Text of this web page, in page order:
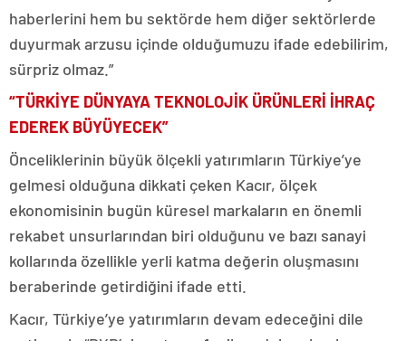
haberlerini hem bu sektörde hem diğer sektörlerde
duyurmak arzusu içinde olduğumuzu ifade edebilirim,
sürpriz olmaz.”
“TÜRKİYE DÜNYAYA TEKNOLOJİK ÜRÜNLERİ İHRAÇ
EDEREK BÜYÜYECEK”
Önceliklerinin büyük ölçekli yatırımların Türkiye’ye
gelmesi olduğuna dikkati çeken Kacır, ölçek
ekonomisinin bugün küresel markaların en önemli
rekabet unsurlarından biri olduğunu ve bazı sanayi
kollarında özellikle yerli katma değerin oluşmasını
beraberinde getirdiğini ifade etti.
Kacır, Türkiye’ye yatırımların devam edeceğini dile